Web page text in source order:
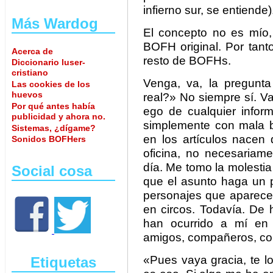
Más Wardog
Acerca de
Diccionario luser-
cristiano
Las cookies de los
huevos
Por qué antes había
publicidad y ahora no.
Sistemas, ¿dígame?
Sonidos BOFHers
Social cosa
Etiquetas
infierno sur, se
El concepto no es
BOFH original. Por
resto de BOFHs.
Venga, va, la
real?» No siempre sí.
ego de cualquier
simplemente con mala
en los artículos nacen
oficina, no
día. Me tomo la
que el asunto haga un
personajes que
en circos. Todavía. De
han ocurrido a mí en
amigos, compañeros,
«Pues vaya gracia, te